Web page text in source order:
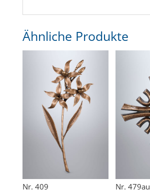
Ähnliche Produkte
Nr. 409 Nr. 479au